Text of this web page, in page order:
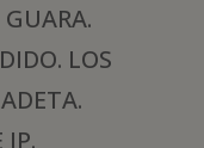
LOS
IP.